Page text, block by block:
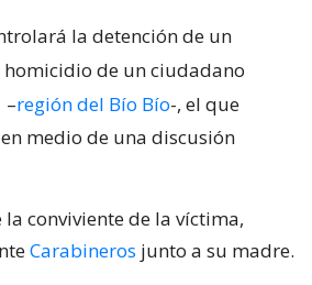
la detención de un
homicidio de un ciudadano
–región del Bío Bío-, el que
medio de una discusión
la conviviente de la víctima,
Carabineros junto a su madre.